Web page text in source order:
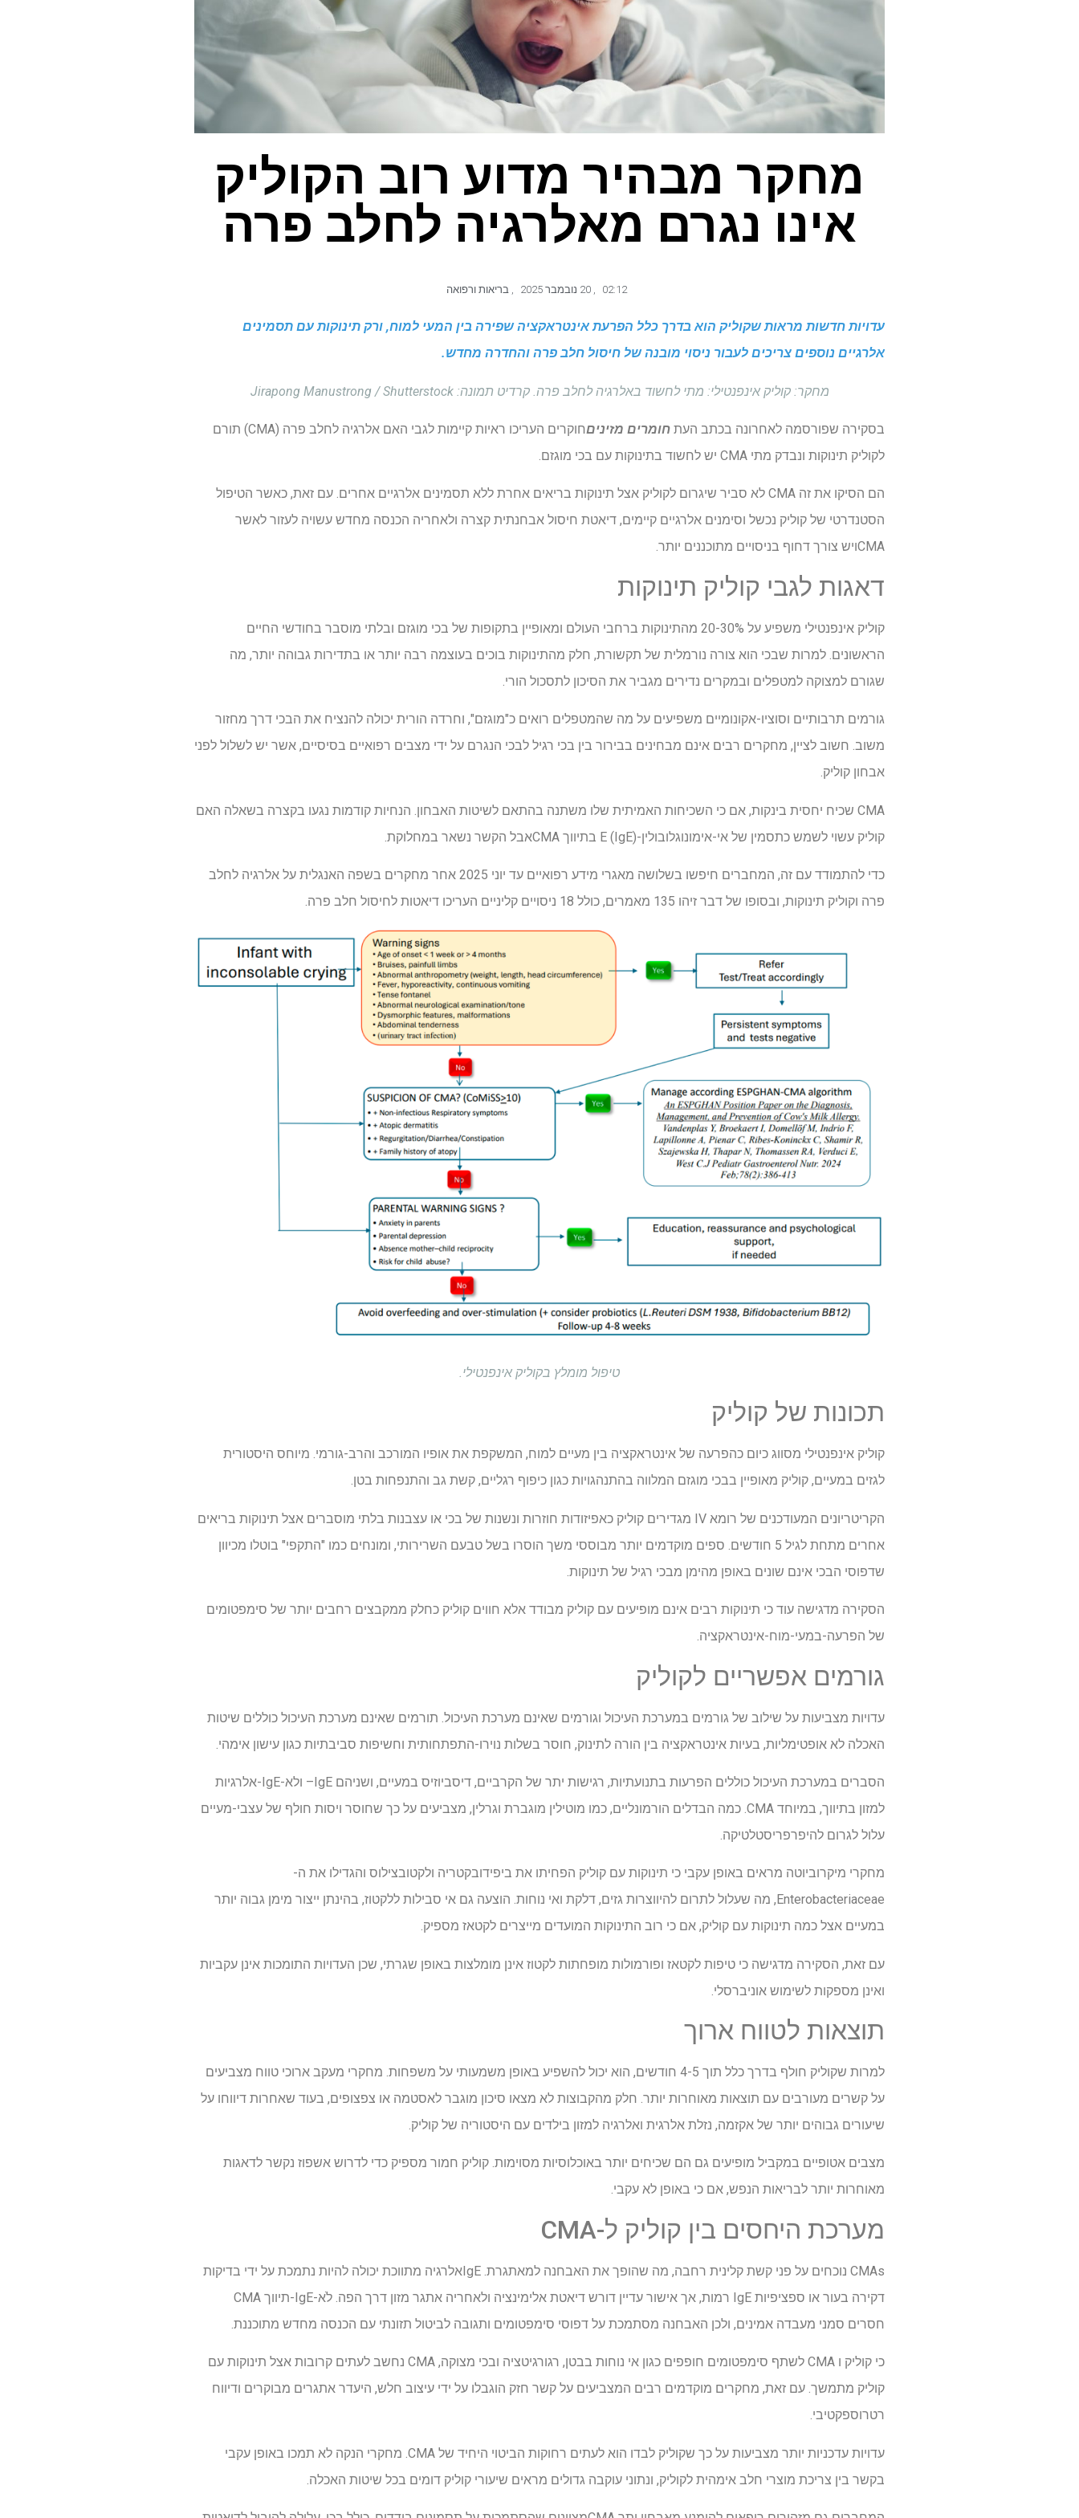
מחקר מבהיר מדוע רוב הקוליק
אינו נגרם מאלרגיה לחלב פרה
02:12
, 20 נובמבר 2025 , בריאות ורפואה
עדויות חדשות מראות שקוליק הוא בדרך כלל הפרעת אינטראקציה שפירה בין המעי למוח, ורק תינוקות עם תסמינים
אלרגיים נוספים צריכים לעבור ניסוי מובנה של חיסול חלב פרה והחדרה מחדש.
מחקר: קוליק אינפנטילי: מתי לחשוד באלרגיה לחלב פרה. קרדיט תמונה: Jirapong Manustrong / Shutterstock
בסקירה שפורסמה לאחרונה בכתב העת חומרים מזיניםחוקרים העריכו ראיות קיימות לגבי האם אלרגיה לחלב פרה (CMA) תורם
לקוליק תינוקות ונבדק מתי CMA יש לחשוד בתינוקות עם בכי מוגזם.
הם הסיקו את זה CMA לא סביר שיגרום לקוליק אצל תינוקות בריאים אחרת ללא תסמינים אלרגיים אחרים. עם זאת, כאשר הטיפול
הסטנדרטי של קוליק נכשל וסימנים אלרגיים קיימים, דיאטת חיסול אבחנתית קצרה ולאחריה הכנסה מחדש עשויה לעזור לאשר
CMAויש צורך דחוף בניסויים מתוכננים יותר.
דאגות לגבי קוליק תינוקות
קוליק אינפנטילי משפיע על 20-30% מהתינוקות ברחבי העולם ומאופיין בתקופות של בכי מוגזם ובלתי מוסבר בחודשי החיים
הראשונים. למרות שבכי הוא צורה נורמלית של תקשורת, חלק מהתינוקות בוכים בעוצמה רבה יותר או בתדירות גבוהה יותר, מה
שגורם למצוקה למטפלים ובמקרים נדירים מגביר את הסיכון לתסכול הורי.
גורמים תרבותיים וסוציו-אקונומיים משפיעים על מה שהמטפלים רואים כ"מוגזם", וחרדה הורית יכולה להנציח את הבכי דרך מחזור
משוב. חשוב לציין, מחקרים רבים אינם מבחינים בבירור בין בכי רגיל לבכי הנגרם על ידי מצבים רפואיים בסיסיים, אשר יש לשלול לפני
אבחון קוליק.
CMA שכיח יחסית בינקות, אם כי השכיחות האמיתית שלו משתנה בהתאם לשיטות האבחון. הנחיות קודמות נגעו בקצרה בשאלה האם
קוליק עשוי לשמש כתסמין של אי-אימונוגלובולין-E ( IgE) בתיווך CMAאבל הקשר נשאר במחלוקת.
כדי להתמודד עם זה, המחברים חיפשו בשלושה מאגרי מידע רפואיים עד יוני 2025 אחר מחקרים בשפה האנגלית על אלרגיה לחלב
פרה וקוליק תינוקות, ובסופו של דבר זיהו 135 מאמרים, כולל 18 ניסויים קליניים העריכו דיאטות לחיסול חלב פרה.
טיפול מומלץ בקוליק אינפנטילי.
תכונות של קוליק
קוליק אינפנטילי מסווג כיום כהפרעה של אינטראקציה בין מעיים למוח, המשקפת את אופיו המורכב והרב-גורמי. מיוחס היסטורית
לגזים במעיים, קוליק מאופיין בבכי מוגזם המלווה בהתנהגויות כגון כיפוף רגליים, קשת גב והתנפחות בטן.
הקריטריונים המעודכנים של רומא IV מגדירים קוליק כאפיזודות חוזרות ונשנות של בכי או עצבנות בלתי מוסברים אצל תינוקות בריאים
אחרים מתחת לגיל 5 חודשים. ספים מוקדמים יותר מבוססי משך הוסרו בשל טבעם השרירותי, ומונחים כמו "התקפי" בוטלו מכיוון
שדפוסי הבכי אינם שונים באופן מהימן מבכי רגיל של תינוקות.
הסקירה מדגישה עוד כי תינוקות רבים אינם מופיעים עם קוליק מבודד אלא חווים קוליק כחלק ממקבצים רחבים יותר של סימפטומים
של הפרעה-במעי-מוח-אינטראקציה.
גורמים אפשריים לקוליק
עדויות מצביעות על שילוב של גורמים במערכת העיכול וגורמים שאינם מערכת העיכול. תורמים שאינם מערכת העיכול כוללים שיטות
האכלה לא אופטימליות, בעיות אינטראקציה בין הורה לתינוק, חוסר בשלות נוירו-התפתחותית וחשיפות סביבתיות כגון עישון אימהי.
הסברים במערכת העיכול כוללים הפרעות בתנועתיות, רגישות יתר של הקרביים, דיסביוזיס במעיים, ושניהם IgE– ולא-IgE-אלרגיות
למזון בתיווך, במיוחד CMA. כמה הבדלים הורמונליים, כמו מוטילין מוגברת וגרלין, מצביעים על כך שחוסר ויסות חולף של עצבי-מעיים
עלול לגרום להיפרפריסטלטיקה.
מחקרי מיקרוביוטה מראים באופן עקבי כי תינוקות עם קוליק הפחיתו את ביפידובקטריה ולקטובצילוס והגדילו את ה-
Enterobacteriaceae, מה שעלול לתרום להיווצרות גזים, דלקת ואי נוחות. הוצעה גם אי סבילות ללקטוז, בהינתן ייצור מימן גבוה יותר
במעיים אצל כמה תינוקות עם קוליק, אם כי רוב התינוקות המועדים מייצרים לקטאז מספיק.
עם זאת, הסקירה מדגישה כי טיפות לקטאז ופורמולות מופחתות לקטוז אינן מומלצות באופן שגרתי, שכן העדויות התומכות אינן עקביות
ואינן מספקות לשימוש אוניברסלי.
תוצאות לטווח ארוך
למרות שקוליק חולף בדרך כלל תוך 4-5 חודשים, הוא יכול להשפיע באופן משמעותי על משפחות. מחקרי מעקב ארוכי טווח מצביעים
על קשרים מעורבים עם תוצאות מאוחרות יותר. חלק מהקבוצות לא מצאו סיכון מוגבר לאסטמה או צפצופים, בעוד שאחרות דיווחו על
שיעורים גבוהים יותר של אקזמה, נזלת אלרגית ואלרגיה למזון בילדים עם היסטוריה של קוליק.
מצבים אטופיים במקביל מופיעים גם הם שכיחים יותר באוכלוסיות מסוימות. קוליק חמור מספיק כדי לדרוש אשפוז נקשר לדאגות
מאוחרות יותר לבריאות הנפש, אם כי באופן לא עקבי.
מערכת היחסים בין קוליק ל-CMA
CMAs נוכחים על פני קשת קלינית רחבה, מה שהופך את האבחנה למאתגרת. IgEאלרגיה מתווכת יכולה להיות נתמכת על ידי בדיקות
דקירה בעור או ספציפיות IgE רמות, אך אישור עדיין דורש דיאטת אלימינציה ולאחריה אתגר מזון דרך הפה. לֹא-IgE-תיווך CMA
חסרים סמני מעבדה אמינים, ולכן האבחנה מסתמכת על דפוסי סימפטומים ותגובה לביטול תזונתי עם הכנסה מחדש מתוכננת.
כי קוליק ו CMA לשתף סימפטומים חופפים כגון אי נוחות בבטן, רגורגיטציה ובכי מצוקה, CMA נחשב לעתים קרובות אצל תינוקות עם
קוליק מתמשך. עם זאת, מחקרים מוקדמים רבים המצביעים על קשר חזק הוגבלו על ידי עיצוב חלש, היעדר אתגרים מבוקרים ודיווח
רטרוספקטיבי.
עדויות עדכניות יותר מצביעות על כך שקוליק לבדו הוא לעתים רחוקות הביטוי היחיד של CMA . מחקרי הנקה לא תמכו באופן עקבי
בקשר בין צריכת מוצרי חלב אימהית לקוליק, ונתוני עוקבה גדולים מראים שיעורי קוליק דומים בכל שיטות האכלה.